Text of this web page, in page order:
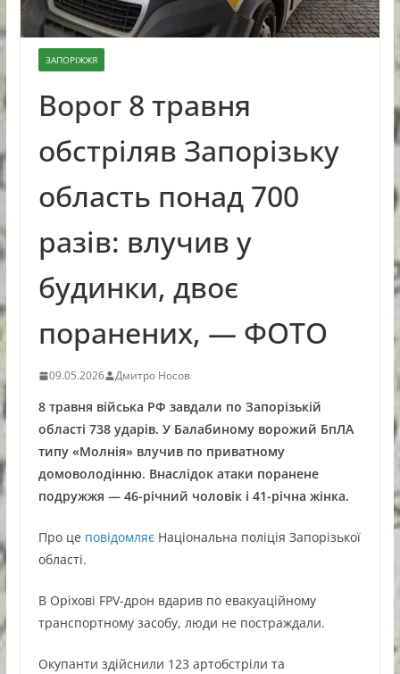
ЗАПОРІЖЖЯ
Ворог 8 травня
обстріляв Запорізьку
область понад 700
разів: влучив у
будинки, двоє
поранених, — ФОТО
09.05.2026 Дмитро Носов
8 травня війська РФ завдали по Запорізькій
області 738 ударів. У Балабиному ворожий БпЛА
типу «Молнія» влучив по приватному
домоволодінню. Внаслідок атаки поранене
подружжя — 46-річний чоловік і 41-річна жінка.
Про це повідомляєНаціональна поліція Запорізької
області.
В Оріхові FPV-дрон вдарив по евакуаційному
транспортному засобу, люди не постраждали.
Окупанти здійснили 123 артобстріли та